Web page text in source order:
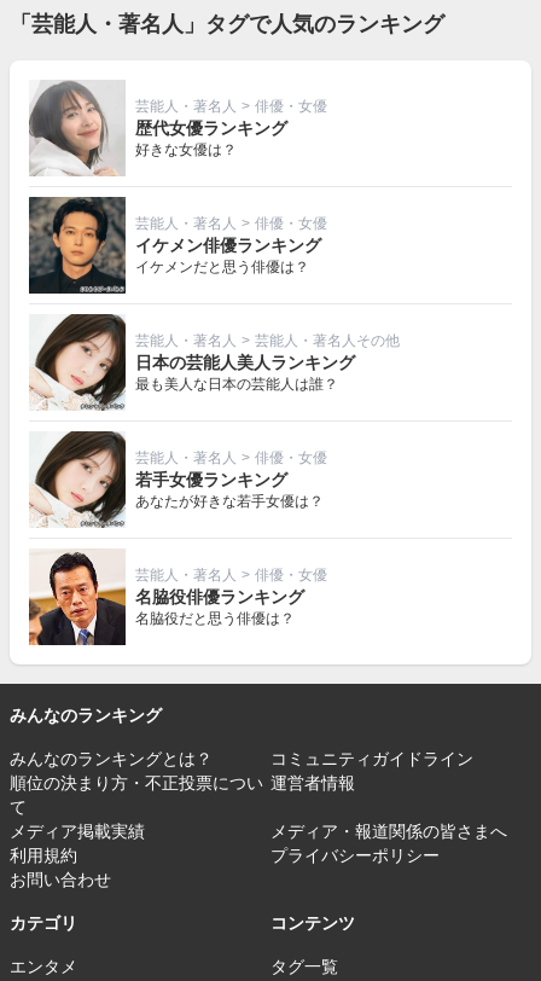
「芸能人・著名人」タグで人気のランキング
芸能人・著名人 > 俳優・女優
歴代女優ランキング
好きな女優は？
芸能人・著名人 > 俳優・女優
イケメン俳優ランキング
イケメンだと思う俳優は？
芸能人・著名人 > 芸能人・著名人その他
日本の芸能人美人ランキング
最も美人な日本の芸能人は誰？
芸能人・著名人 > 俳優・女優
若手女優ランキング
あなたが好きな若手女優は？
芸能人・著名人 > 俳優・女優
名脇役俳優ランキング
名脇役だと思う俳優は？
みんなのランキング
みんなのランキングとは？
コミュニティガイドライン
順位の決まり方・不正投票につい
て
運営者情報
メディア掲載実績
メディア・報道関係の皆さまへ
利用規約
プライバシーポリシー
お問い合わせ
カテゴリ
エンタメ
コンテンツ
タグ一覧